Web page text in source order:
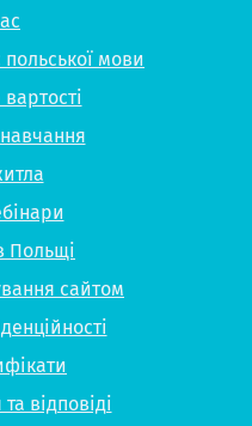
мови
Польщі
сайтом
відповіді